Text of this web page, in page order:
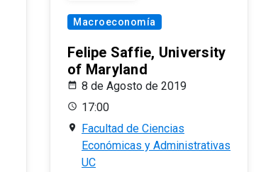
Macroeconomía
Felipe Saffie, University
of Maryland
8 de Agosto de 2019
17:00
Facultad de Ciencias
Económicas y Administrativas
UC